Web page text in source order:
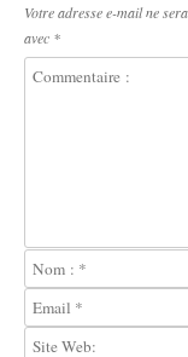
Votre adresse e-mail ne
avec *